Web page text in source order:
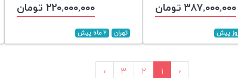
۳۸۷,۰۰۰,۰۰۰ تومان ۲۲۰,۰۰۰,۰۰۰ تومان
تهران ۲ ماه پیش
‹ ۱ ۲ ۳ ›